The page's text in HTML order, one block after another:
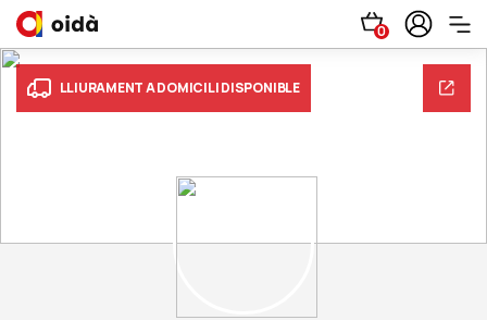
0
LLIURAMENT A DOMICILI DISPONIBLE